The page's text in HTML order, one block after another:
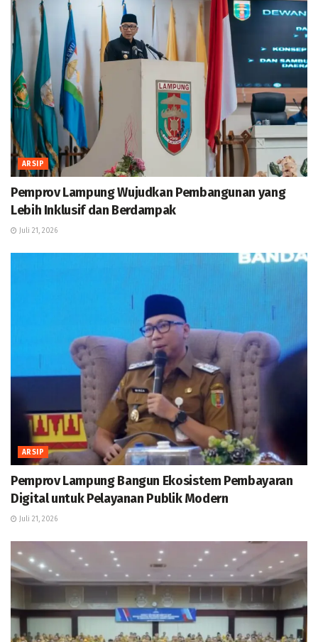
ARSIP
Pemprov Lampung Wujudkan Pembangunan yang
Lebih Inklusif dan Berdampak
Juli 21, 2026
ARSIP
Pemprov Lampung Bangun Ekosistem Pembayaran
Digital untuk Pelayanan Publik Modern
Juli 21, 2026